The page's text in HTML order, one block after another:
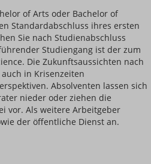
of Arts oder Bachelor of
Standardabschluss ihres ersten
Sie nach Studienabschluss
Studiengang ist der zum
Die Zukunftsaussichten nach
in Krisenzeiten
Absolventen lassen sich
nieder oder ziehen die
vor. Als weitere Arbeitgeber
der öffentliche Dienst an.